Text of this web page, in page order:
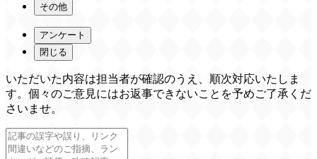
その他
アンケート
閉じる
いただいた内容は担当者が確認のうえ、順次対応いたしま
す。個々のご意見にはお返事できないことを予めご了承くだ
さいませ。